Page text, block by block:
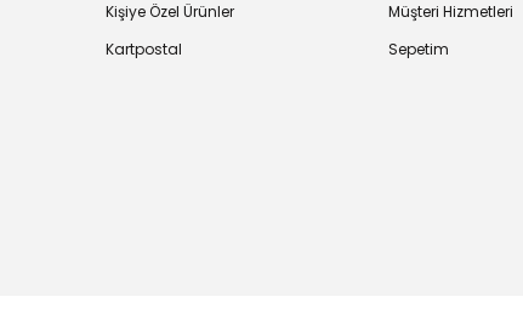
Kişiye Özel Ürünler
Kartpostal
Müşteri Hizmetleri
Sepetim